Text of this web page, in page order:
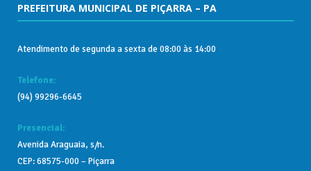
PREFEITURA MUNICIPAL DE PIÇARRA – PA
Atendimento de segunda a sexta de 08:00 às 14:00
Telefone:
(94) 99296-6645
Presencial:
Avenida Araguaia, s/n.
CEP: 68575-000 – Piçarra